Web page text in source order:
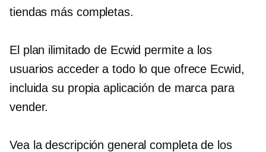
tiendas más completas.
El plan ilimitado de Ecwid permite a los
usuarios acceder a todo lo que ofrece Ecwid,
incluida su propia aplicación de marca para
vender.
Vea la descripción general completa de los